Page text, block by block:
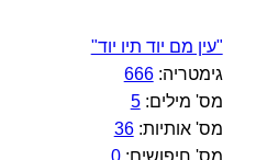
"עין מם יוד תיו יוד"
גימטריה:666
מס' מילים:5
מס' אותיות:36
מס' חיפושים:0